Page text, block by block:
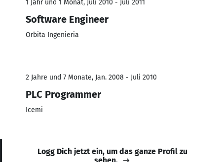
1 Jahr und 1 Monat, Juli 2010 - Juli 2011
Software Engineer
Orbita Ingenieria
2 Jahre und 7 Monate, Jan. 2008 - Juli 2010
PLC Programmer
Icemi
Logg Dich jetzt ein, um das ganze Profil zu